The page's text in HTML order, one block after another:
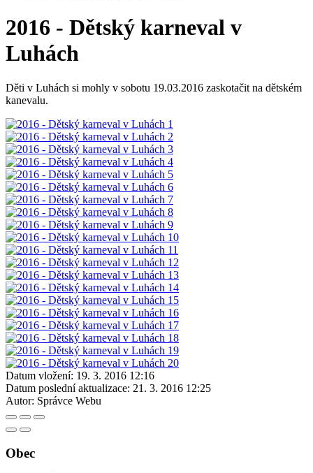
2016 - Dětský karneval v
Luhách
Děti v Luhách si mohly v sobotu 19.03.2016 zaskotačit na dětském
kanevalu.
Datum vložení: 19. 3. 2016 12:16
Datum poslední aktualizace: 21. 3. 2016 12:25
Autor: Správce Webu
Obec